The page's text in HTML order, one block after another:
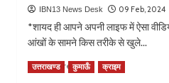
क्षेत्र
इन
इलाकों
में
लागू
IBN13 News Desk 09 Feb, 2024
*शायद ही आपने अपनी लाइफ में ऐसा
आंखों के सामने किस तरीके से खुले...
Read MoreRead
उत्तराखण्ड कुमाऊँ क्राइम